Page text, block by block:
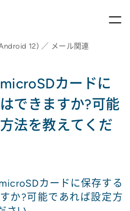
12) ／ メール関連
カードに
できますか?可能
法を教えてくだ
カードに保存する
か?可能であれば設定方